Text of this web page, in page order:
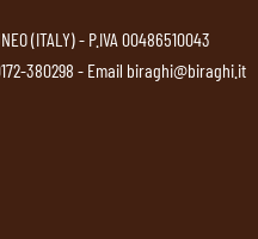
(ITALY) - P.IVA 00486510043
380298 - Email biraghi@biraghi.it